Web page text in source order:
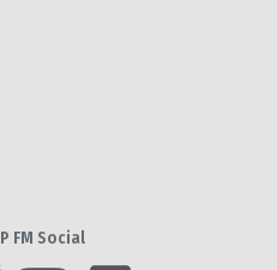
FM Social